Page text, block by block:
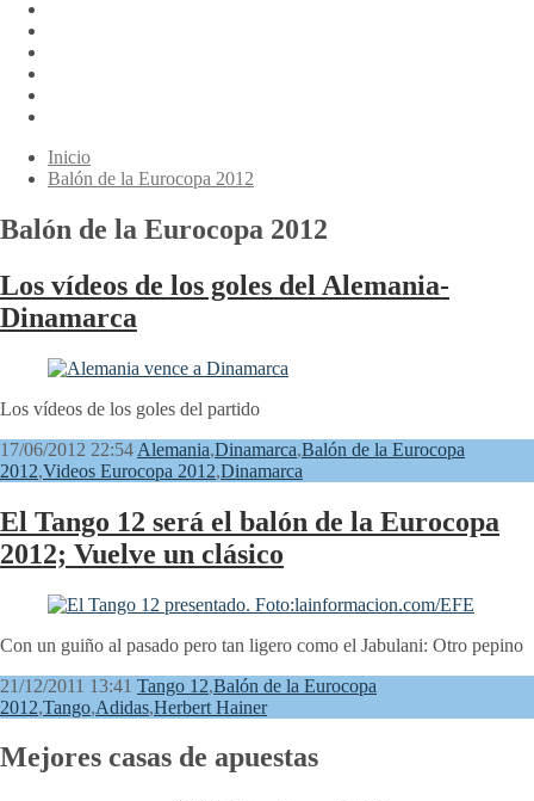
Inicio
Balón de la Eurocopa 2012
Balón de la Eurocopa 2012
Los vídeos de los goles del Alemania-
Dinamarca
Los vídeos de los goles del partido
17/06/2012 22:54 Alemania,Dinamarca,Balón de la Eurocopa
2012,Videos Eurocopa 2012,Dinamarca
El Tango 12 será el balón de la Eurocopa
2012; Vuelve un clásico
Con un guiño al pasado pero tan ligero como el Jabulani: Otro pepino
21/12/2011 13:41 Tango 12,Balón de la Eurocopa
2012,Tango,Adidas,Herbert Hainer
Mejores casas de apuestas